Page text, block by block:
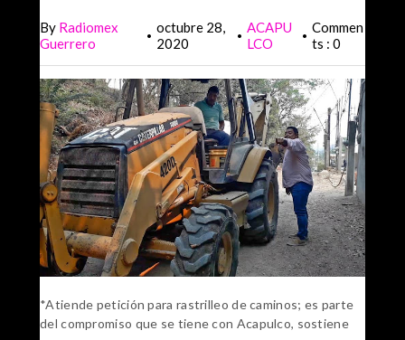
By Radiomex
Guerrero
• octubre 28,
2020
• ACAPU
LCO
• Commen
ts : 0
*Atiende petición para rastrilleo de caminos; es parte
del compromiso que se tiene con Acapulco, sostiene